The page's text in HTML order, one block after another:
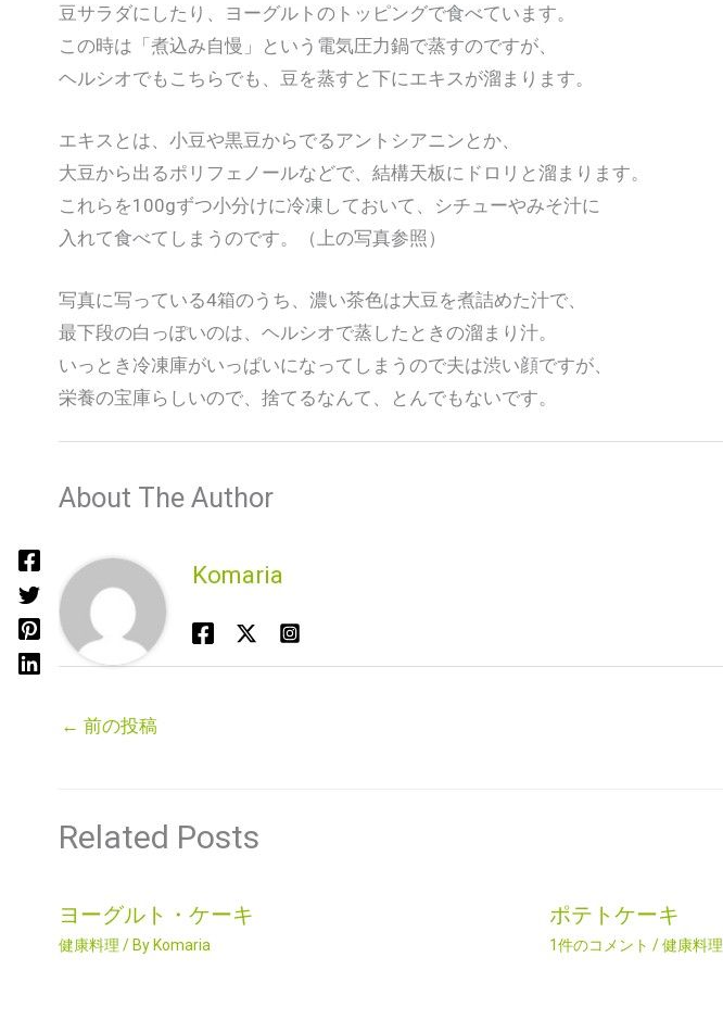
豆サラダにしたり、ヨーグルトのトッピングで食べています。
この時は「煮込み自慢」という電気圧力鍋で蒸すのですが、
ヘルシオでもこちらでも、豆を蒸すと下にエキスが溜まります。
エキスとは、小豆や黒豆からでるアントシアニンとか、
大豆から出るポリフェノールなどで、結構天板にドロリと溜まります。
これらを100gずつ小分けに冷凍しておいて、シチューやみそ汁に
入れて食べてしまうのです。（上の写真参照）
写真に写っている4箱のうち、濃い茶色は大豆を煮詰めた汁で、
最下段の白っぽいのは、ヘルシオで蒸したときの溜まり汁。
いっとき冷凍庫がいっぱいになってしまうので夫は渋い顔ですが、
栄養の宝庫らしいので、捨てるなんて、とんでもないです。
About The Author
Komaria
← 前の投稿
Related Posts
ヨーグルト・ケーキ
健康料理 / By Komaria
ポテトケーキ
1件のコメント /健康料理